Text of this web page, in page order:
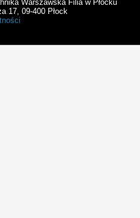
Warszawska Filia w Płocku
17, 09-400 Płock